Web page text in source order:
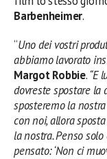
Barbenheimer.
“Uno dei vostri
abbiamo lavorato
Margot Robbie.“E
dovreste spostare la
sposteremo la
con noi, allora
la nostra. Penso
pensato: ‘Non ci